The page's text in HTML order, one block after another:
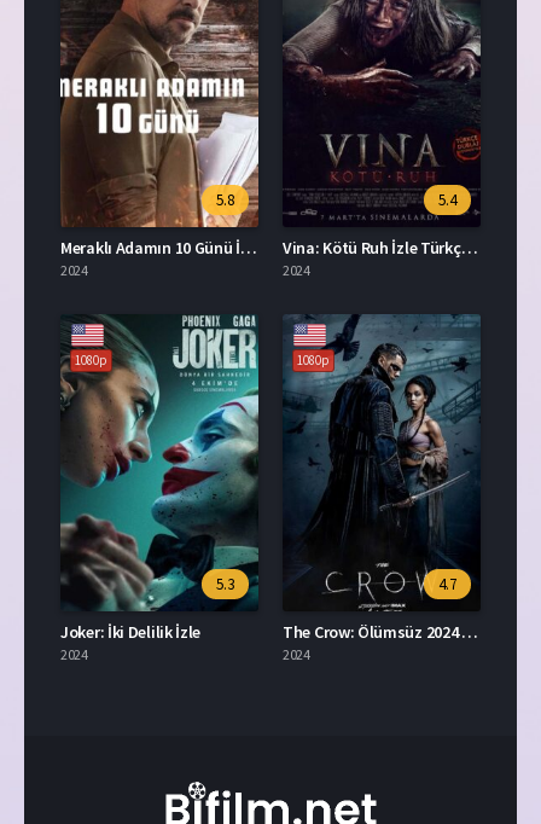
5.8
Meraklı Adamın 10 Günü İzle
2024
5.4
Vina: Kötü Ruh İzle Türkçe Dublaj
2024
1080p
5.3
Joker: İki Delilik İzle
2024
1080p
4.7
The Crow: Ölümsüz 2024 İzle
2024